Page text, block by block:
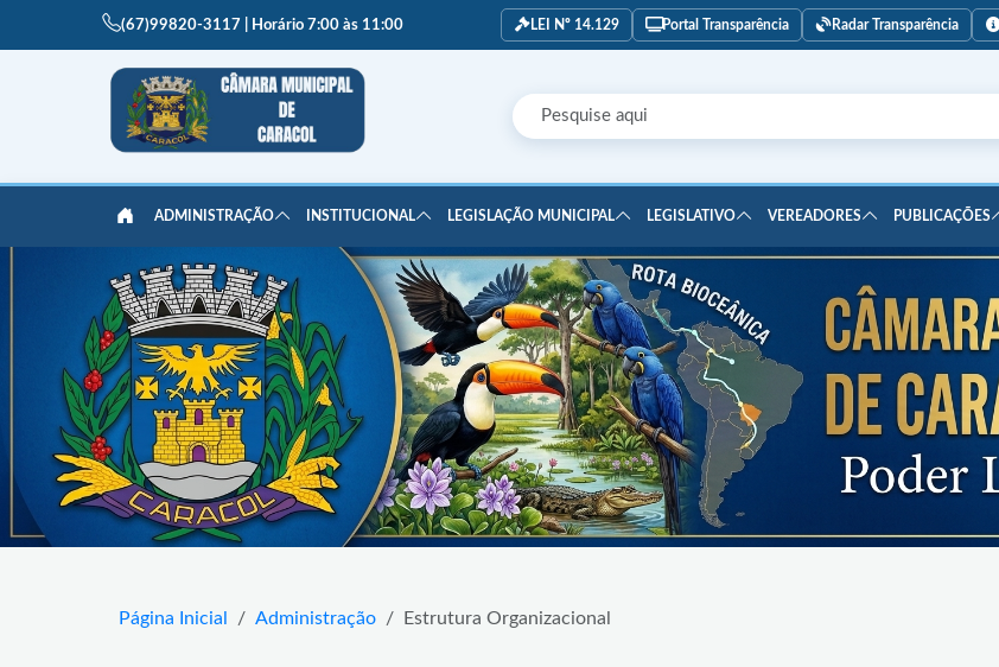
(67)99820-3117 | Horário 7:00 às 11:00 LEI Nº 14.129 Portal Transparência Radar Transparência
ADMINISTRAÇÃO INSTITUCIONAL LEGISLAÇÃO MUNICIPAL LEGISLATIVO VEREADORES PUBLICAÇÕES
Página Inicial Administração Estrutura Organizacional